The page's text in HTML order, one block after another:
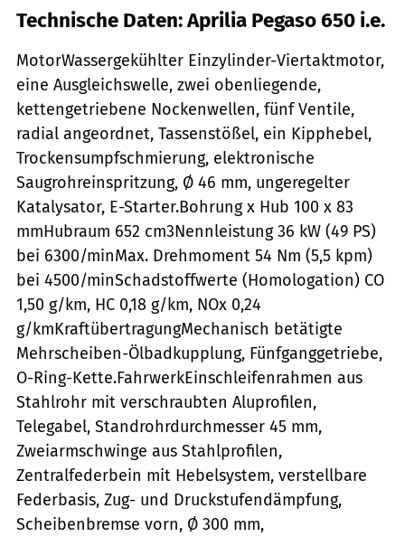
Technische Daten: Aprilia Pegaso 650 i.e.
MotorWassergekühlter Einzylinder-Viertaktmotor,
eine Ausgleichswelle, zwei obenliegende,
kettengetriebene Nockenwellen, fünf Ventile,
radial angeordnet, Tassenstößel, ein Kipphebel,
Trockensumpfschmierung, elektronische
Saugrohreinspritzung, Ø 46 mm, ungeregelter
Katalysator, E-Starter.Bohrung x Hub 100 x 83
mmHubraum 652 cm3Nennleistung 36 kW (49 PS)
bei 6300/minMax. Drehmoment 54 Nm (5,5 kpm)
bei 4500/minSchadstoffwerte (Homologation) CO
1,50 g/km, HC 0,18 g/km, NOx 0,24
g/kmKraftübertragungMechanisch betätigte
Mehrscheiben-Ölbadkupplung, Fünfganggetriebe,
O-Ring-Kette.FahrwerkEinschleifenrahmen aus
Stahlrohr mit verschraubten Aluprofilen,
Telegabel, Standrohrdurchmesser 45 mm,
Zweiarmschwinge aus Stahlprofilen,
Zentralfederbein mit Hebelsystem, verstellbare
Federbasis, Zug- und Druckstufendämpfung,
Scheibenbremse vorn, Ø 300 mm,